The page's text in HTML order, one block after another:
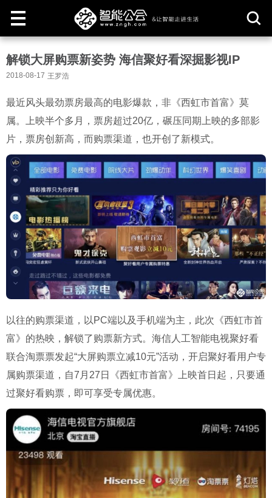
解锁大屏购票新姿势 海信聚好看深掘影视IP
2018-08-17 王罗浩
最近风头最劲票房最高的电影爆款，非《西虹市首富》莫
属。上映半个多月，票房超过20亿，碾压同期上映的多部影
片，票房创新高，而购票渠道，也开创了新模式。
以往的购票渠道，以PC端以及手机端为主，此次《西虹市首
富》的热映，解锁了购票新方式。海信人工智能电视聚好看
联合淘票票发起“大屏购票立减10元”活动，开启聚好看用户专
属购票渠道，自7月27日《西虹市首富》上映首日起，只要通
过聚好看购票，即可享受专属优惠。